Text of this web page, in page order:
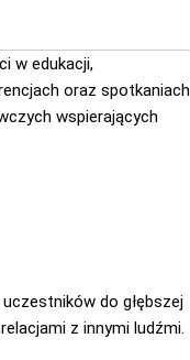
w edukacji,
oraz spotkaniach
wspierających
do głębszej
z innymi ludźmi.